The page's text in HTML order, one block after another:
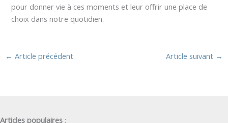
pour donner vie à ces moments et leur offrir une place de
choix dans notre quotidien.
← Article précédent Article suivant →
Articles populaires :